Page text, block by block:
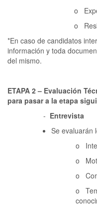
o
o
*En caso de candidatos
información y toda
del mismo.
ETAPA 2 – Evaluación
para pasar a la etapa
- Entrevista
Se evaluarán
o
o
o
o